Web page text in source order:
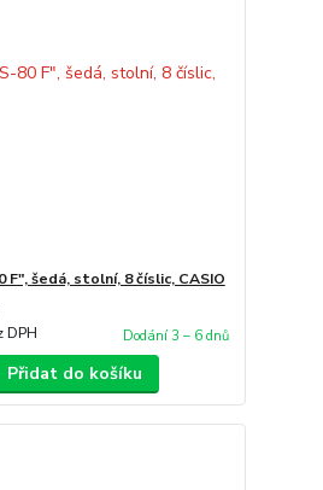
F", šedá, stolní, 8 číslic, CASIO
DPH Dodání 3 – 6 dnů
Přidat do košíku